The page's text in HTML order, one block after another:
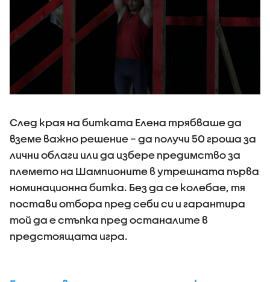
След края на битката Елена трябваше да
вземе важно решение – да получи 50 гроша за
лични облаги или да избере предимство за
племето на Шампионите в утрешната първа
номинационна битка. Без да се колебае, тя
постави отбора пред себи си и гарантира
той да е стъпка пред останалите в
предстоящата игра.